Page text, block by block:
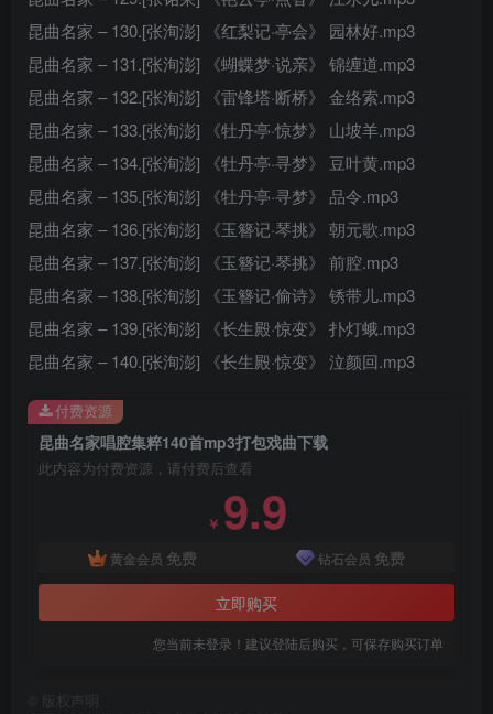
昆曲名家 – 130.[张洵澎] 《红梨记·亭会》 园林好.mp3
昆曲名家 – 131.[张洵澎] 《蝴蝶梦·说亲》 锦缠道.mp3
昆曲名家 – 132.[张洵澎] 《雷锋塔·断桥》 金络索.mp3
昆曲名家 – 133.[张洵澎] 《牡丹亭·惊梦》 山坡羊.mp3
昆曲名家 – 134.[张洵澎] 《牡丹亭·寻梦》 豆叶黄.mp3
昆曲名家 – 135.[张洵澎] 《牡丹亭·寻梦》 品令.mp3
昆曲名家 – 136.[张洵澎] 《玉簪记·琴挑》 朝元歌.mp3
昆曲名家 – 137.[张洵澎] 《玉簪记·琴挑》 前腔.mp3
昆曲名家 – 138.[张洵澎] 《玉簪记·偷诗》 锈带儿.mp3
昆曲名家 – 139.[张洵澎] 《长生殿·惊变》 扑灯蛾.mp3
昆曲名家 – 140.[张洵澎] 《长生殿·惊变》 泣颜回.mp3
昆曲名家唱腔集粹140首mp3打包戏曲下载
此内容为付费资源，请付费后查看
￥ 9.9
黄金会员 免费 钻石会员 免费
立即购买
您当前未登录！建议登陆后购买，可保存购买订单
付费资源
版权声明